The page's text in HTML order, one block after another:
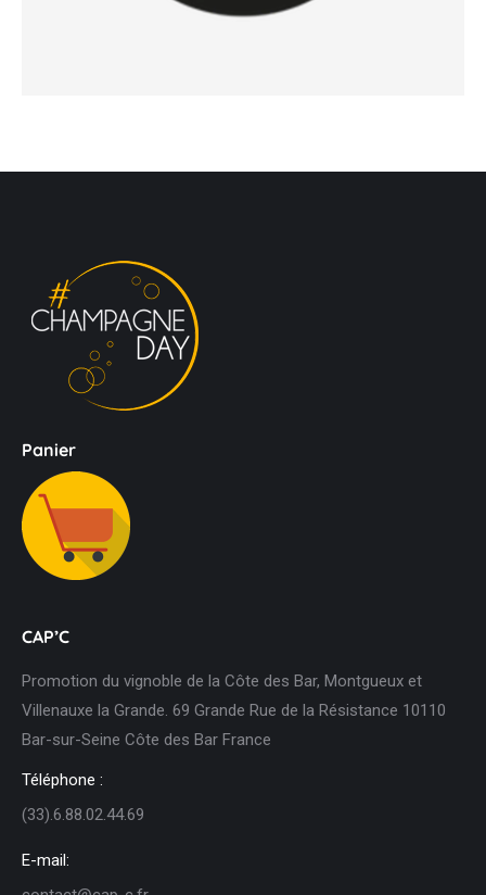
Panier
CAP’C
Promotion du vignoble de la Côte des Bar, Montgueux et
Villenauxe la Grande. 69 Grande Rue de la Résistance 10110
Bar-sur-Seine Côte des Bar France
Téléphone :
(33).6.88.02.44.69
E-mail: